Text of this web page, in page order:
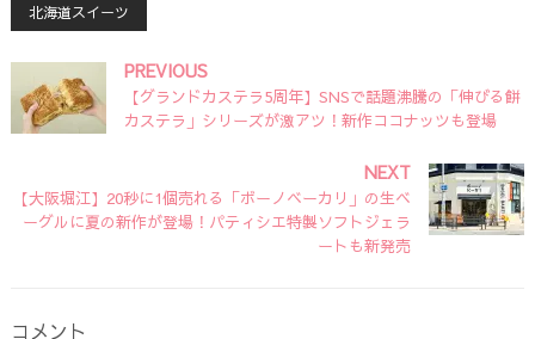
北海道スイーツ
PREVIOUS
【グランドカステラ5周年】SNSで話題沸騰の「伸びる餅
カステラ」シリーズが激アツ！新作ココナッツも登場
NEXT
【大阪堀江】20秒に1個売れる「ボーノベーカリ」の生ベ
ーグルに夏の新作が登場！パティシエ特製ソフトジェラ
ートも新発売
コメント